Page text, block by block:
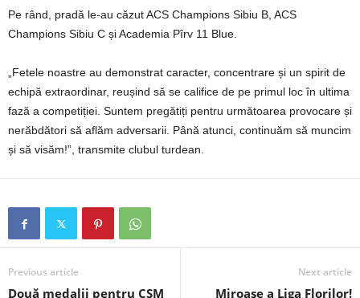
Pe rând, pradă le-au căzut ACS Champions Sibiu B, ACS
Champions Sibiu C și Academia Pîrv 11 Blue.
„Fetele noastre au demonstrat caracter, concentrare și un spirit de
echipă extraordinar, reușind să se califice de pe primul loc în ultima
fază a competiției. Suntem pregătiți pentru următoarea provocare și
nerăbdători să aflăm adversarii. Până atunci, continuăm să muncim
și să visăm!”, transmite clubul turdean.
Previous article
Două medalii pentru CSM
Next article
Miroase a Liga Florilor!